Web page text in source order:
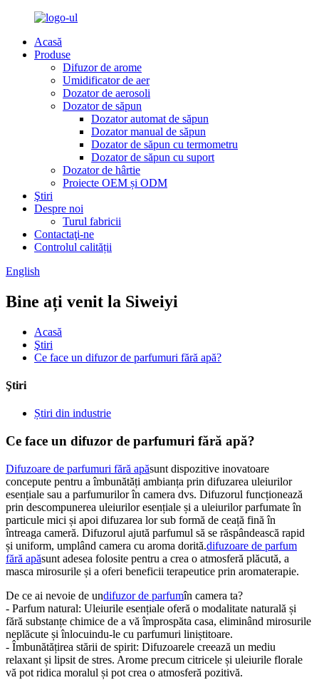
Acasă
Produse
Difuzor de arome
Umidificator de aer
Dozator de aerosoli
Dozator de săpun
Dozator automat de săpun
Dozator manual de săpun
Dozator de săpun cu termometru
Dozator de săpun cu suport
Dozator de hârtie
Proiecte OEM și ODM
Ştiri
Despre noi
Turul fabricii
Contactaţi-ne
Controlul calității
English
Bine ați venit la Siweiyi
Acasă
Ştiri
Ce face un difuzor de parfumuri fără apă?
Ştiri
Știri din industrie
Ce face un difuzor de parfumuri fără apă?
Difuzoare de parfumuri fără apăsunt dispozitive inovatoare
concepute pentru a îmbunătăți ambianța prin difuzarea uleiurilor
esențiale sau a parfumurilor în camera dvs. Difuzorul funcționează
prin descompunerea uleiurilor esențiale și a uleiurilor parfumate în
particule mici și apoi difuzarea lor sub formă de ceață fină în
întreaga cameră. Difuzorul ajută parfumul să se răspândească rapid
și uniform, umplând camera cu aroma dorită.difuzoare de parfum
fără apăsunt adesea folosite pentru a crea o atmosferă plăcută, a
masca mirosurile și a oferi beneficii terapeutice prin aromaterapie.
De ce ai nevoie de undifuzor de parfumîn camera ta?
- Parfum natural: Uleiurile esențiale oferă o modalitate naturală și
fără substanțe chimice de a vă împrospăta casa, eliminând mirosurile
neplăcute și înlocuindu-le cu parfumuri liniștitoare.
- Îmbunătățirea stării de spirit: Difuzoarele creează un mediu
relaxant și lipsit de stres. Arome precum citricele și uleiurile florale
vă pot ridica moralul și pot crea o atmosferă pozitivă.